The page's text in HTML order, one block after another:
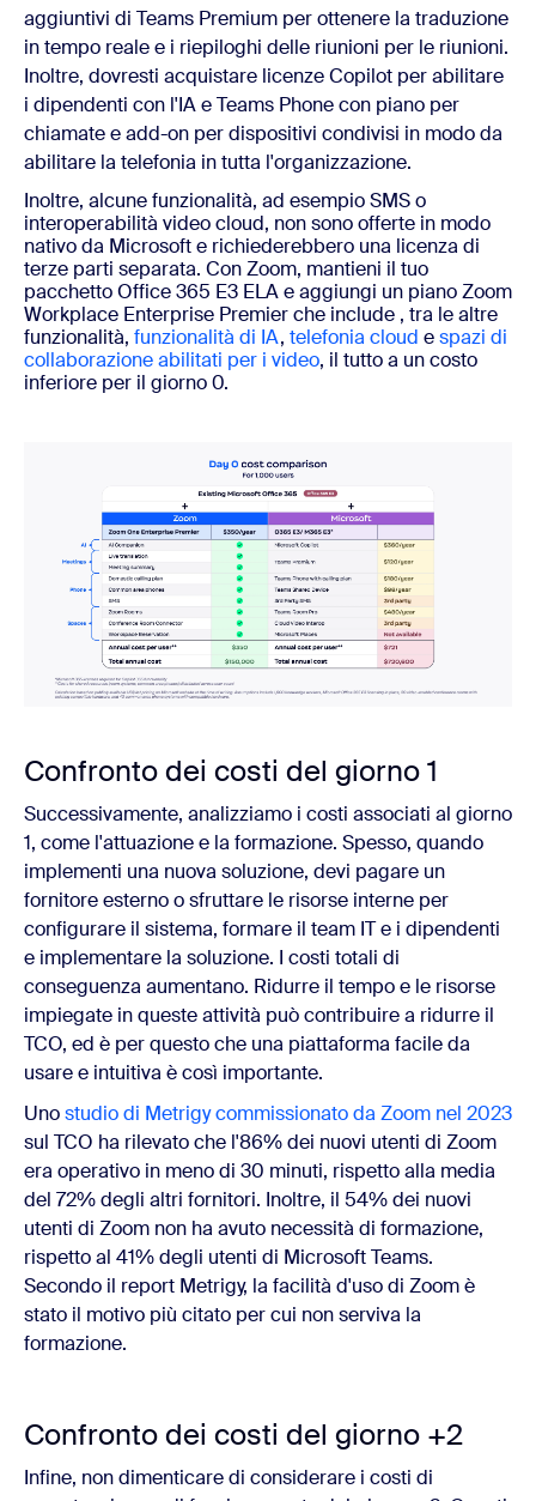
aggiuntivi di Teams Premium per ottenere la traduzione
in tempo reale e i riepiloghi delle riunioni per le riunioni.
Inoltre, dovresti acquistare licenze Copilot per abilitare
i dipendenti con l'IA e Teams Phone con piano per
chiamate e add-on per dispositivi condivisi in modo da
abilitare la telefonia in tutta l'organizzazione.
Inoltre, alcune funzionalità, ad esempio SMS o
interoperabilità video cloud, non sono offerte in modo
nativo da Microsoft e richiederebbero una licenza di
terze parti separata. Con Zoom, mantieni il tuo
pacchetto Office 365 E3 ELA e aggiungi un piano Zoom
Workplace Enterprise Premier che include , tra le altre
funzionalità, funzionalità di IA, telefonia cloud espazi di
collaborazione abilitati per i video, il tutto a un costo
inferiore per il giorno 0.
Confronto dei costi del giorno 1
Successivamente, analizziamo i costi associati al giorno
1, come l'attuazione e la formazione. Spesso, quando
implementi una nuova soluzione, devi pagare un
fornitore esterno o sfruttare le risorse interne per
configurare il sistema, formare il team IT e i dipendenti
e implementare la soluzione. I costi totali di
conseguenza aumentano. Ridurre il tempo e le risorse
impiegate in queste attività può contribuire a ridurre il
TCO, ed è per questo che una piattaforma facile da
usare e intuitiva è così importante.
Unostudio di Metrigy commissionato da Zoom nel 2023
sul TCO ha rilevato che l'86% dei nuovi utenti di Zoom
era operativo in meno di 30 minuti, rispetto alla media
del 72% degli altri fornitori. Inoltre, il 54% dei nuovi
utenti di Zoom non ha avuto necessità di formazione,
rispetto al 41% degli utenti di Microsoft Teams.
Secondo il report Metrigy, la facilità d'uso di Zoom è
stato il motivo più citato per cui non serviva la
formazione.
Confronto dei costi del giorno +2
Infine, non dimenticare di considerare i costi di